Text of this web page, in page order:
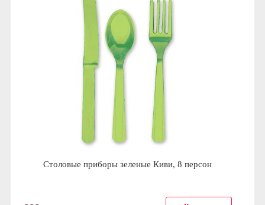
Столовые приборы зеленые Киви, 8 персон